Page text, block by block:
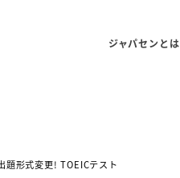
ジャパセンとは
題形式変更! TOEICテスト